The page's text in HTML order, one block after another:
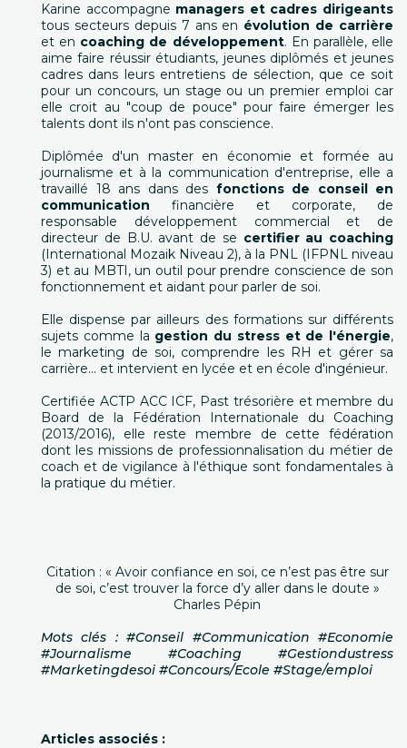
Karine accompagne managers et cadres dirigeants
tous secteurs depuis 7 ans en évolution de carrière
et en coaching de développement. En parallèle, elle
aime faire réussir étudiants, jeunes diplômés et jeunes
cadres dans leurs entretiens de sélection, que ce soit
pour un concours, un stage ou un premier emploi car
elle croit au "coup de pouce" pour faire émerger les
talents dont ils n'ont pas conscience.
Diplômée d'un master en économie et formée au
journalisme et à la communication d'entreprise, elle a
travaillé 18 ans dans des fonctions de conseil en
communication financière et corporate, de
responsable développement commercial et de
directeur de B.U. avant de se certifier au coaching
(International Mozaik Niveau 2), à la PNL (IFPNL niveau
3) et au MBTI, un outil pour prendre conscience de son
fonctionnement et aidant pour parler de soi.
Elle dispense par ailleurs des formations sur différents
sujets comme la gestion du stress et de l'énergie,
le marketing de soi, comprendre les RH et gérer sa
carrière... et intervient en lycée et en école d'ingénieur.
Certifiée ACTP ACC ICF, Past trésorière et membre du
Board de la Fédération Internationale du Coaching
(2013/2016), elle reste membre de cette fédération
dont les missions de professionnalisation du métier de
coach et de vigilance à l'éthique sont fondamentales à
la pratique du métier.
Citation : « Avoir confiance en soi, ce n’est pas être sur
de soi, c’est trouver la force d’y aller dans le doute »
Charles Pépin
Mots clés : #Conseil #Communication #Economie
#Journalisme #Coaching #Gestiondustress
#Marketingdesoi #Concours/Ecole #Stage/emploi
Articles associés :